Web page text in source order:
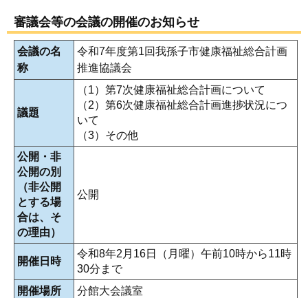
審議会等の会議の開催のお知らせ
会議の名
称
令和7年度第1回我孫子市健康福祉総合計画
推進協議会
議題
（1）第7次健康福祉総合計画について
（2）第6次健康福祉総合計画進捗状況につ
いて
（3）その他
公開・非
公開の別
（非公開
とする場
合は、そ
の理由）
公開
開催日時
令和8年2月16日（月曜）午前10時から11時
30分まで
開催場所
分館大会議室